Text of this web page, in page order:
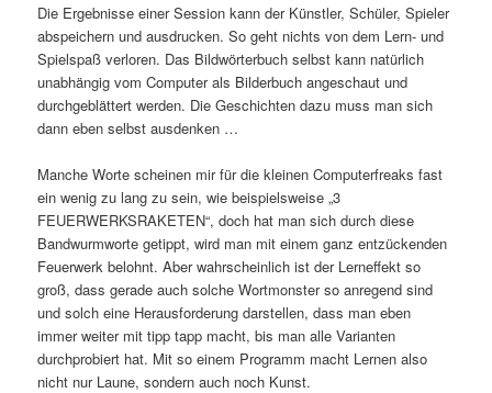
Die Ergebnisse einer Session kann der Künstler, Schüler, Spieler
abspeichern und ausdrucken. So geht nichts von dem Lern- und
Spielspaß verloren. Das Bildwörterbuch selbst kann natürlich
unabhängig vom Computer als Bilderbuch angeschaut und
durchgeblättert werden. Die Geschichten dazu muss man sich
dann eben selbst ausdenken …
Manche Worte scheinen mir für die kleinen Computerfreaks fast
ein wenig zu lang zu sein, wie beispielsweise „3
FEUERWERKSRAKETEN“, doch hat man sich durch diese
Bandwurmworte getippt, wird man mit einem ganz entzückenden
Feuerwerk belohnt. Aber wahrscheinlich ist der Lerneffekt so
groß, dass gerade auch solche Wortmonster so anregend sind
und solch eine Herausforderung darstellen, dass man eben
immer weiter mit tipp tapp macht, bis man alle Varianten
durchprobiert hat. Mit so einem Programm macht Lernen also
nicht nur Laune, sondern auch noch Kunst.